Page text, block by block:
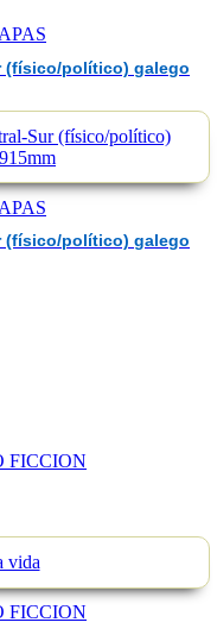
(físico/político) galego
(físico/político) galego
FICCION
FICCION